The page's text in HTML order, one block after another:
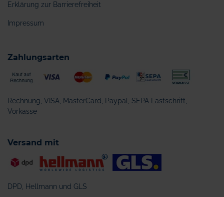
Erklärung zur Barrierefreiheit
Impressum
Zahlungsarten
Rechnung, VISA, MasterCard, Paypal, SEPA Lastschrift,
Vorkasse
Versand mit
DPD, Hellmann und GLS